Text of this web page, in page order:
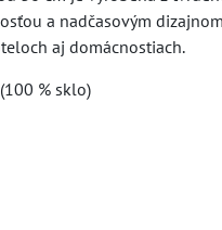
a nadčasovým
aj domácnostiach.
% sklo)